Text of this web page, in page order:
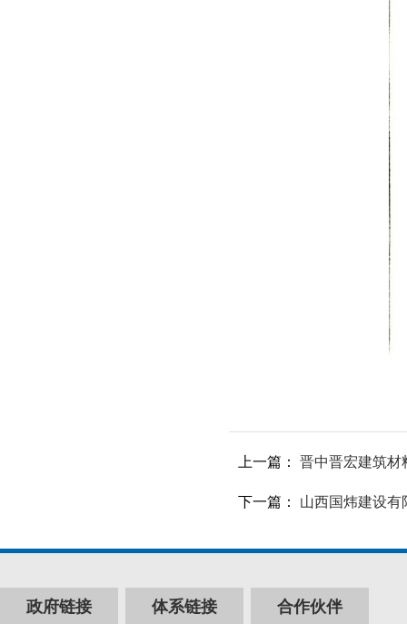
上一篇： 晋中晋宏建筑材
下一篇： 山西国炜建设有
政府链接 体系链接 合作伙伴